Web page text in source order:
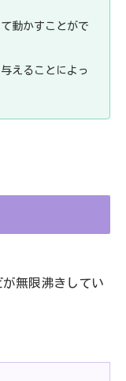
動かすことがで
えることによっ
無限沸きしてい